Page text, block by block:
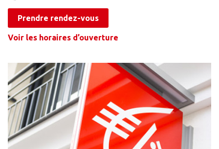
Prendre rendez-vous
Voir les horaires d’ouverture